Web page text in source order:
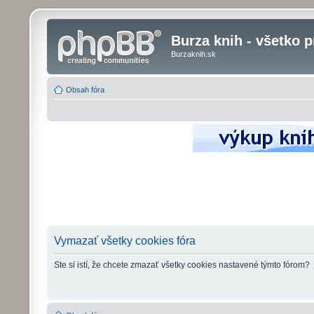
Burza knih - všetko
Burzaknih.sk
Obsah fóra
Vymazať všetky cookies fóra
Ste si istí, že chcete zmazať všetky cookies nastavené týmto fórom?